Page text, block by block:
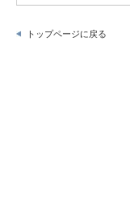
トップページに戻る